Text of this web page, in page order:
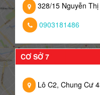
328/15 Nguyễn
0903181486
CƠ SỞ 7
Lô C2, Chung Cư